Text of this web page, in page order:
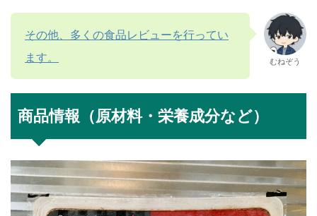
その他、多くの食品レビューを行ってい
ます。
むねぞう
商品情報（原材料・栄養成分など）